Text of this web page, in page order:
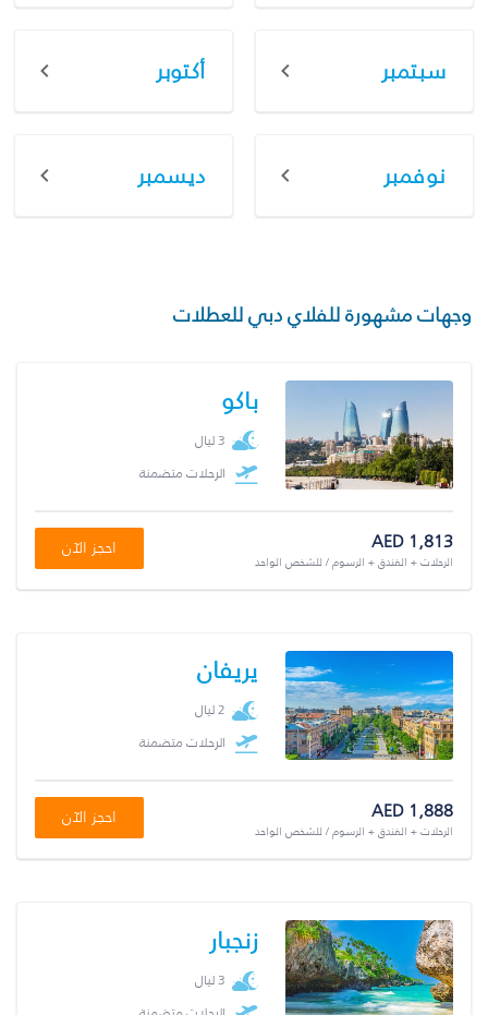
سبتمبر أكتوبر
نوفمبر ديسمبر
وجهات مشهورة للفلاي دبي للعطلات
باكو
3 ليال
الرحلات متضمنة
AED 1,813
الرحلات + الفندق + الرسوم / للشخص الواحد
احجز الآن
يريفان
2 ليال
الرحلات متضمنة
AED 1,888
الرحلات + الفندق + الرسوم / للشخص الواحد
احجز الآن
زنجبار
3 ليال